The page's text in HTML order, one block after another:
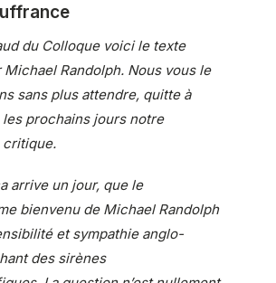
du Colloque voici le texte
Randolph. Nous vous le
sans plus attendre, quitte à
prochains jours notre
critique.
arrive un jour, que le
bienvenu de Michael Randolph
et sympathie anglo-
des sirènes